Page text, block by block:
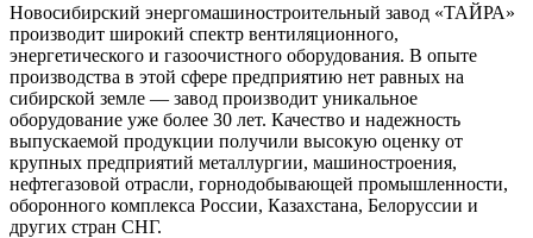
Новосибирский энергомашиностроительный завод «ТАЙРА»
производит широкий спектр вентиляционного,
энергетического и газоочистного оборудования. В опыте
производства в этой сфере предприятию нет равных на
сибирской земле — завод производит уникальное
оборудование уже более 30 лет. Качество и надежность
выпускаемой продукции получили высокую оценку от
крупных предприятий металлургии, машиностроения,
нефтегазовой отрасли, горнодобывающей промышленности,
оборонного комплекса России, Казахстана, Белоруссии и
других стран СНГ.